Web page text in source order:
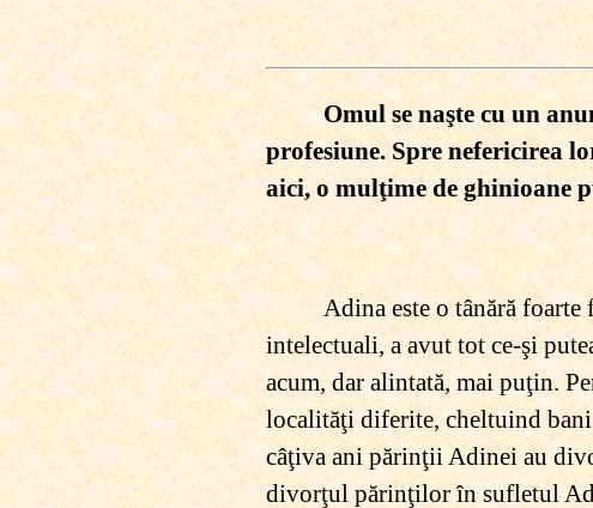
Omul se naşte cu un
profesiune. Spre nefericirea
aici, o mulţime de ghinioane
Adina este o tânără
intelectuali, a avut tot ce-şi
acum, dar alintată, mai puţin.
localităţi diferite, cheltuind bani
câţiva ani părinţii Adinei au
divorţul părinţilor în sufletul